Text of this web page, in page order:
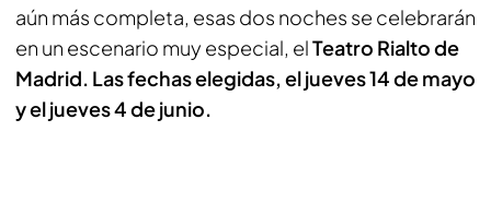
aún más completa, esas dos noches se celebrarán
en un escenario muy especial, elTeatro Rialto de
Madrid. Las fechas elegidas, el jueves 14 de mayo
y el jueves 4 de junio.